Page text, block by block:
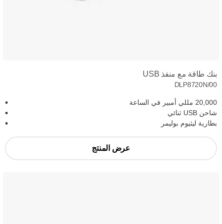
بنك طاقة مع منفذ USB
DLP8720N/00
20,000 مللي أمبير في الساعة
شاحن USB ثنائي
بطارية ليثيوم بوليمر
عرض المنتج